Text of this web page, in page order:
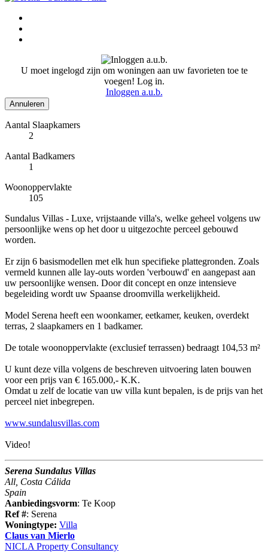
U moet ingelogd zijn om woningen aan uw favorieten toe te
voegen! Log in.
Inloggen a.u.b.
Annuleren
Aantal Slaapkamers
2
Aantal Badkamers
1
Woonoppervlakte
105
Sundalus Villas - Luxe, vrijstaande villa's, welke geheel volgens uw
persoonlijke wens op het door u uitgezochte perceel gebouwd
worden.
Er zijn 6 basismodellen met elk hun specifieke plattegronden. Zoals
vermeld kunnen alle lay-outs worden 'verbouwd' en aangepast aan
uw persoonlijke wensen. Door dit concept en onze intensieve
begeleiding wordt uw Spaanse droomvilla werkelijkheid.
Model Serena heeft een woonkamer, eetkamer, keuken, overdekt
terras, 2 slaapkamers en 1 badkamer.
De totale woonoppervlakte (exclusief terrassen) bedraagt 104,53 m²
U kunt deze villa volgens de beschreven uitvoering laten bouwen
voor een prijs van € 165.000,- K.K.
Omdat u zelf de locatie van uw villa kunt bepalen, is de prijs van het
perceel niet inbegrepen.
www.sundalusvillas.com
Video!
Serena Sundalus Villas
All, Costa Cálida
Spain
Aanbiedingsvorm: Te Koop
Ref #: Serena
Woningtype: Villa
Claus van Mierlo
NICLA Property Consultancy